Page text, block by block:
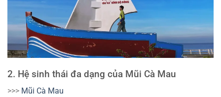
2. Hệ sinh thái đa dạng của Mũi Cà Mau
>>> Mũi Cà Mau